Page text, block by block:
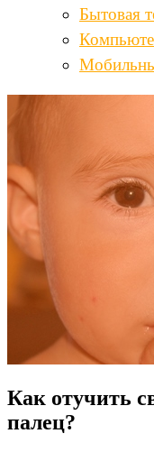
Бытовая
Как отучить
палец?